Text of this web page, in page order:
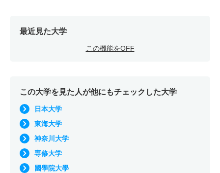
最近見た大学
この機能をOFF
この大学を見た人が他にもチェックした大学
日本大学
東海大学
神奈川大学
専修大学
國學院大學